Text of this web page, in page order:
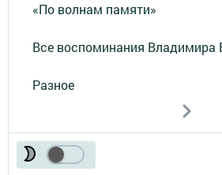
«По волнам памяти»
Все воспоминания Владимира
Разное